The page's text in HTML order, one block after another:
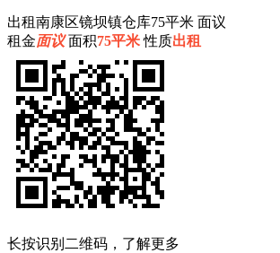
出租南康区镜坝镇仓库75平米 面议
租金面议 面积75平米 性质出租
长按识别二维码，了解更多